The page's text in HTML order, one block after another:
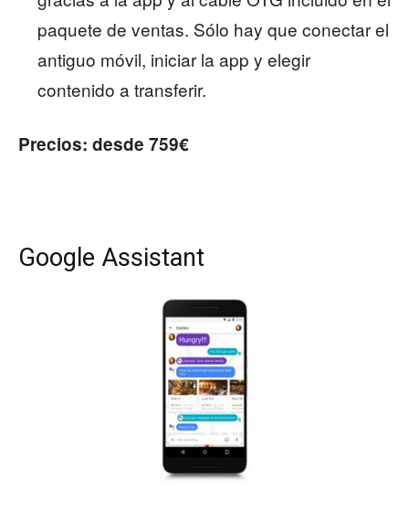
paquete de ventas. Sólo hay que conectar el
antiguo móvil, iniciar la app y elegir
contenido a transferir.
Precios: desde 759€
Google Assistant